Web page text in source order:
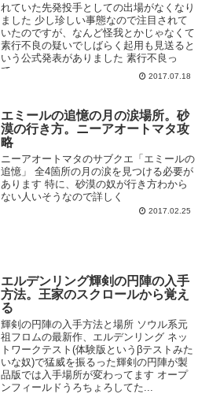
れていた先発投手としての出場がなくなり
ました 少し珍しい事態なので注目されて
いたのですが、なんど怪我とかじゃなくて
素行不良の疑いでしばらく起用も見送ると
いう公式発表がありました 素行不良っ
て...
2017.07.18
エミールの追憶の月の涙場所。砂
漠の行き方。ニーアオートマタ攻
略
ニーアオートマタのサブクエ「エミールの
追憶」 全4箇所の月の涙を見つける必要が
あります 特に、砂漠の奴が行き方わから
ない人いそうなので詳しく
2017.02.25
エルデンリング輝剣の円陣の入手
方法。王家のスクロールから覚え
る
輝剣の円陣の入手方法と場所 ソウル系元
祖フロムの最新作、エルデンリング ネッ
トワークテスト(体験版というβテストみた
いな奴)で猛威を振るった輝剣の円陣が製
品版では入手場所が変わってます オープ
ンフィールドうろちょろしてた...